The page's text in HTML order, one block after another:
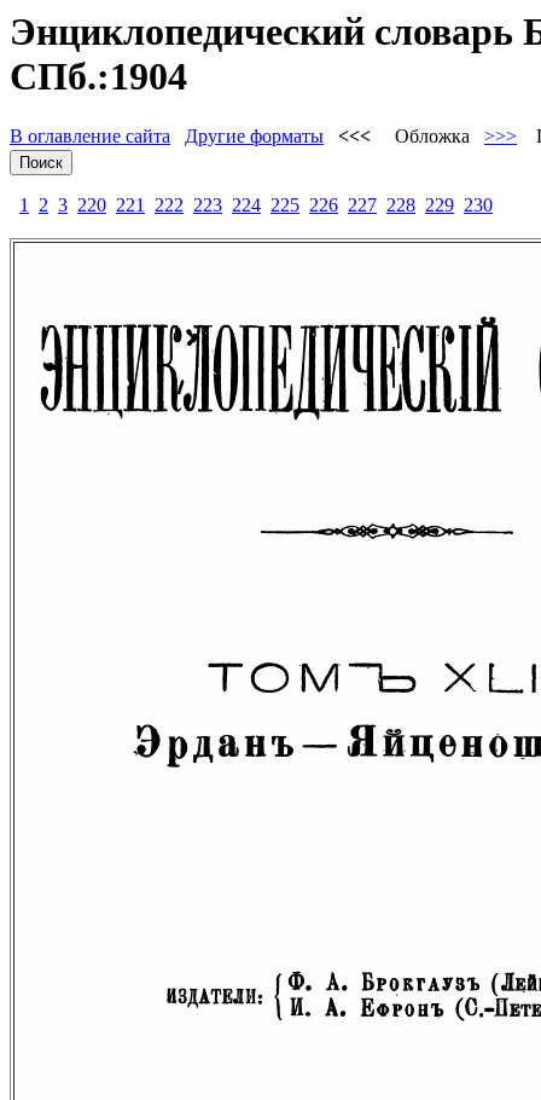
Энциклопедический словарь
СПб.:1904
В оглавление сайта Другие форматы <<< Обложка >>>
1 2 3 220 221 222 223 224 225 226 227 228 229 230